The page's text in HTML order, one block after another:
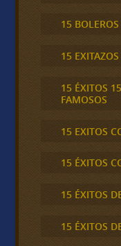
15
15 EXITAZOS
15 ÉXITOS
FAMOSOS
15 EXITOS
15 ÉXITOS
15 ÉXITOS
15 ÉXITOS